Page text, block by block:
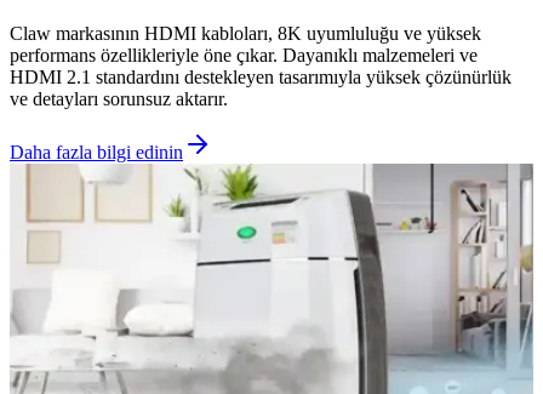
Claw markasının HDMI kabloları, 8K uyumluluğu ve yüksek
performans özellikleriyle öne çıkar. Dayanıklı malzemeleri ve
HDMI 2.1 standardını destekleyen tasarımıyla yüksek çözünürlük
ve detayları sorunsuz aktarır.
Daha fazla bilgi edinin